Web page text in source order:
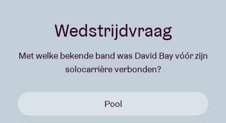
Wedstrijdvraag
Met welke bekende band was David Bay vóór zijn
solocarrière verbonden?
Pool